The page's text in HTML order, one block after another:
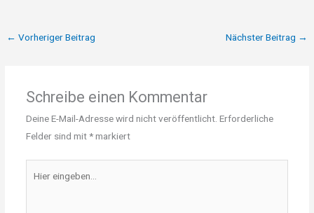
← Vorheriger Beitrag Nächster Beitrag →
Schreibe einen Kommentar
Deine E-Mail-Adresse wird nicht veröffentlicht. Erforderliche
Felder sind mit*markiert
eingeben…